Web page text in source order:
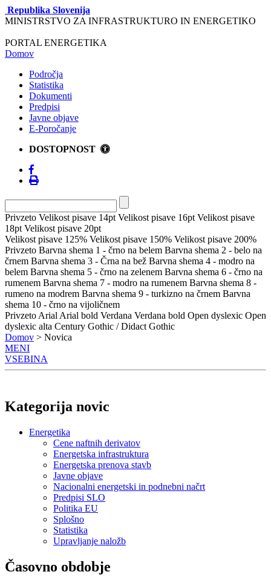
Republika Slovenija
MINISTRSTVO ZA INFRASTRUKTURO IN ENERGETIKO
PORTAL ENERGETIKA
Domov
Področja
Statistika
Dokumenti
Predpisi
Javne objave
E-Poročanje
DOSTOPNOST
Privzeto Velikost pisave 14pt Velikost pisave 16pt Velikost pisave
18pt Velikost pisave 20pt
Velikost pisave 125% Velikost pisave 150% Velikost pisave 200%
Privzeto Barvna shema 1 - črno na belem Barvna shema 2 - belo na
črnem Barvna shema 3 - Črna na bež Barvna shema 4 - modro na
belem Barvna shema 5 - črno na zelenem Barvna shema 6 - črno na
rumenem Barvna shema 7 - modro na rumenem Barvna shema 8 -
rumeno na modrem Barvna shema 9 - turkizno na črnem Barvna
shema 10 - črno na vijoličnem
Privzeto Arial Arial bold Verdana Verdana bold Open dyslexic Open
dyslexic alta Century Gothic / Didact Gothic
Domov > Novica
MENI
VSEBINA
Kategorija novic
Energetika
Cene naftnih derivatov
Energetska infrastruktura
Energetska prenova stavb
Javne objave
Nacionalni energetski in podnebni načrt
Predpisi SLO
Politika EU
Splošno
Statistika
Upravljanje naložb
Časovno obdobje